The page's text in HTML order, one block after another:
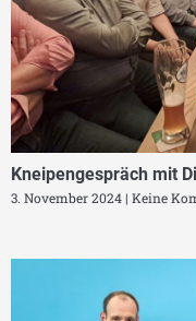
Kneipengespräch mit
3. November 2024 Keine